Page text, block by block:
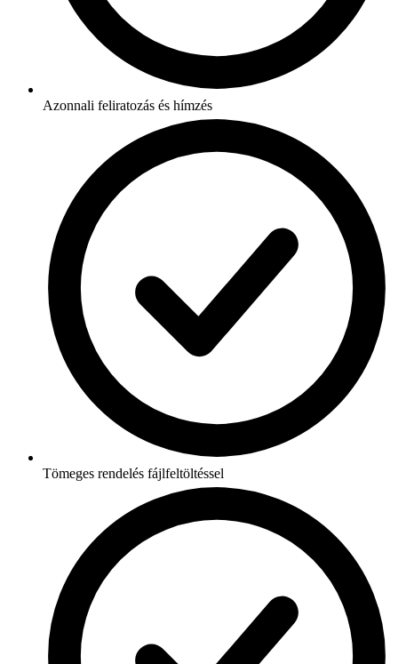
Azonnali feliratozás és hímzés
Tömeges rendelés fájlfeltöltéssel